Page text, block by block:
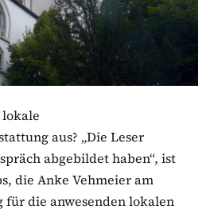
lokale
aus? „Die Leser
abgebildet haben“, ist
die Anke Vehmeier am
für die anwesenden lokalen